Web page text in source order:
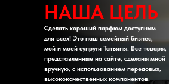
НАША ЦЕЛЬ
Сделать хороший парфюм доступным
для всех! Это наш семейный бизнес,
мой и моей супруги Татьяны. Все товары,
представленные на сайте, сделаны мной
вручную, с использованием передовых,
высококачественных компонентов.